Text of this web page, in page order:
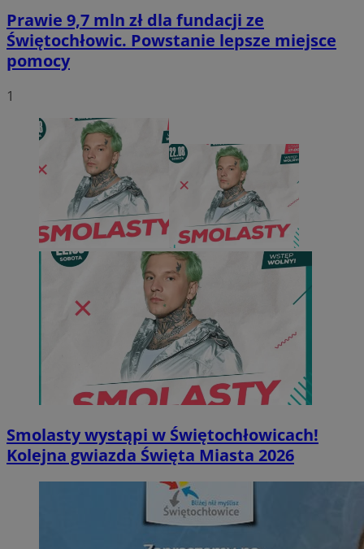
Prawie 9,7 mln zł dla fundacji ze
Świętochłowic. Powstanie lepsze miejsce
pomocy
1
Smolasty wystąpi w Świętochłowicach!
Kolejna gwiazda Święta Miasta 2026